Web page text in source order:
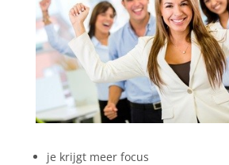
je krijgt meer focus